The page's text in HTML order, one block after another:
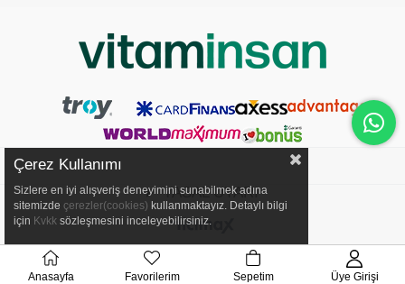
YASAL UYARI
Çerez Kullanımı
Sizlere en iyi alışveriş deneyimini sunabilmek adına
sitemizde çerezler(cookies) kullanmaktayız. Detaylı bilgi
için Kvkk sözleşmesini inceleyebilirsiniz.
Anasayfa Favorilerim Sepetim Üye Girişi